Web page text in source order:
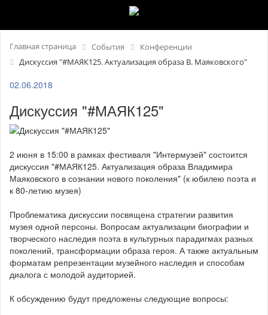
Главная страница События
Конференции
Дискуссия "#МАЯК125. Актуализация образа В. Маяковского"
02.06.2018
Дискуссия "#МАЯК125"
2 июня в 15:00 в рамках фестиваля "Интермузей" состоится
дискуссия "#МАЯК125. Актуализация образа Владимира
Маяковского в сознании нового поколения" (к юбилею поэта и
к 80-летию музея)
Проблематика дискуссии посвящена стратегии развития
музея одной персоны. Вопросам актуализации биографии и
творческого наследия поэта в культурных парадигмах разных
поколений, трансформации образа героя. А также актуальным
форматам репрезентации музейного наследия и способам
диалога с молодой аудиторией.
К обсуждению будут предложены следующие вопросы: